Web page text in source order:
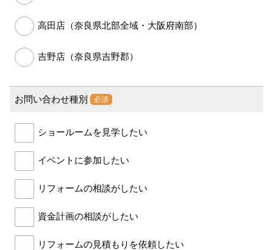
高田店（奈良県北部全域・大阪府南部）
吉野店（奈良県吉野郡）
お問い合わせ種別 必須
ショールームを見学したい
イベントに参加したい
リフォームの相談がしたい
資金計画の相談がしたい
リフォームの見積もりを依頼したい